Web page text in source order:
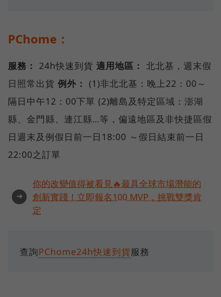
PChome：
服務： 24h快速到貨 適用地區： 北北基，週末假
日照常出貨 例外：
(1)非北北基：晚上22：00～
隔日中午12：00下單 (2)離島及特定區域：澎湖
縣、金門縣、連江縣…等，偏遠地區及非快捷區假
日週末及例假日前一日18:00 ～假日結束前一日
22:00之訂單
➜
你的改變值得被看見🔥最具全球市場潛能的
創新實踐！立即報名100 MVP，挑戰雙獎肯
定
查詢PChome24h快速到貨服務